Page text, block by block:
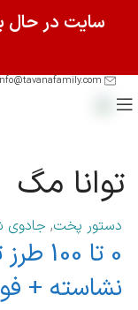
توانا مگ
دستور پخت, جادوی
0 تا
نشاسته +
سایت در حال